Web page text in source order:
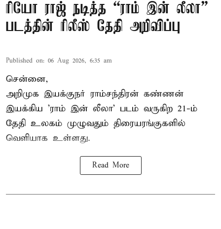
ரியோ ராஜ் நடித்த “ராம் இன் லீலா”
படத்தின் ரிலீஸ் தேதி அறிவிப்பு
Published on: 06 Aug 2026, 6:35 am
சென்னை,
அறிமுக இயக்குநர் ராம்சந்திரன் கண்ணன்
இயக்கிய 'ராம் இன் லீலா' படம் வருகிற 21-ம்
தேதி உலகம் முழுவதும் திரையரங்குகளில்
வெளியாக உள்ளது.
Read More